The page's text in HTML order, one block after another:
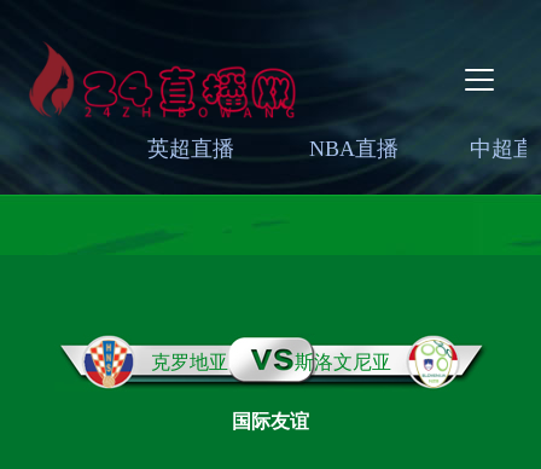
英超直播 NBA直播 中超直
克罗地亚 斯洛文尼亚
国际友谊